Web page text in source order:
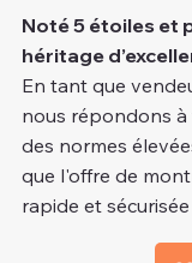
Noté 5 étoiles et
héritage
En tant que
nous répondons à
des normes
que l'offre de
rapide et